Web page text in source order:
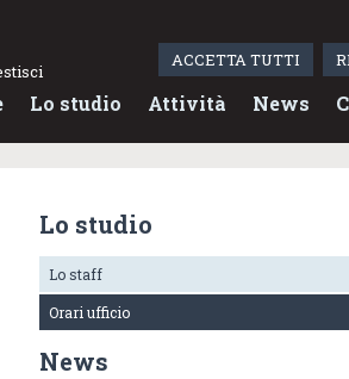
ACCETTA TUTTI
Lo studio Attività News
Lo studio
Lo staff
Orari ufficio
News